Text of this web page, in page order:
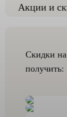
Акции и
Скидки на
получить: